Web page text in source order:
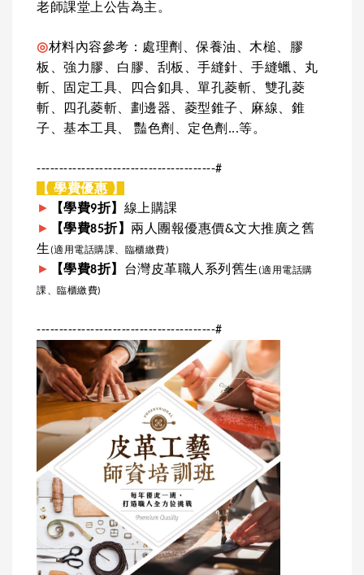
老師課堂上公告為主。
◎材料內容參考：處理劑、保養油、木槌、膠
板、強力膠、白膠、刮板、手縫針、手縫蠟、丸
斬、固定工具、四合釦具、單孔菱斬、雙孔菱
斬、四孔菱斬、劃邊器、菱型錐子、麻線、錐
子、基本工具、 豔色劑、定色劑...等。
----------------------------------------#
【 學費優惠 】
►
【學費9折】 線上購課
► 【學費85折】 兩人團報優惠價&文大推廣之舊
生(適用電話購課、臨櫃繳費)
► 【學費8折】 台灣皮革職人系列舊生(適用電話購
課、臨櫃繳費)
----------------------------------------#